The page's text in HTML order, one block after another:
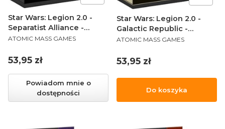
Star Wars: Legion 2.0 -
Separatist Alliance -
Command Card Pack
PRODUCENT
ATOMIC MASS GAMES
Cena
53,95 zł
Powiadom mnie o
dostępności
Star Wars: Legion 2.0 -
Galactic Republic -
Command Card Pack
PRODUCENT
ATOMIC MASS GAMES
Cena
53,95 zł
Do koszyka